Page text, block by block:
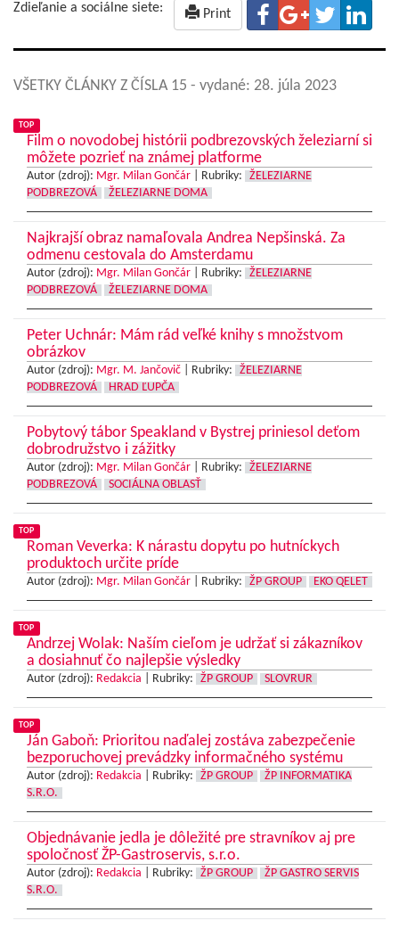
Zdieľanie a sociálne siete: Print
VŠETKY ČLÁNKY Z ČÍSLA 15 - vydané: 28. júla 2023
TOP
Film o novodobej histórii podbrezovských železiarní si
môžete pozrieť na známej platforme
Autor (zdroj): Mgr. Milan Gončár Rubriky:
ŽELEZIARNE
PODBREZOVÁ
ŽELEZIARNE DOMA
Najkrajší obraz namaľovala Andrea Nepšinská. Za
odmenu cestovala do Amsterdamu
Autor (zdroj): Mgr. Milan Gončár Rubriky:
ŽELEZIARNE
PODBREZOVÁ
ŽELEZIARNE DOMA
Peter Uchnár: Mám rád veľké knihy s množstvom
obrázkov
Autor (zdroj): Mgr. M. Jančovič Rubriky:
ŽELEZIARNE
PODBREZOVÁ
HRAD ĽUPČA
Pobytový tábor Speakland v Bystrej priniesol deťom
dobrodružstvo i zážitky
Autor (zdroj): Mgr. Milan Gončár Rubriky:
ŽELEZIARNE
PODBREZOVÁ
SOCIÁLNA OBLASŤ
TOP
Roman Veverka: K nárastu dopytu po hutníckych
produktoch určite príde
Autor (zdroj): Mgr. Milan Gončár Rubriky: ŽP GROUP EKO QELET
TOP
Andrzej Wolak: Naším cieľom je udržať si zákazníkov
a dosiahnuť čo najlepšie výsledky
Autor (zdroj): Redakcia Rubriky: ŽP GROUP SLOVRUR
TOP
Ján Gaboň: Prioritou naďalej zostáva zabezpečenie
bezporuchovej prevádzky informačného systému
Autor (zdroj): Redakcia Rubriky: ŽP GROUP
ŽP INFORMATIKA
S.R.O.
Objednávanie jedla je dôležité pre stravníkov aj pre
spoločnosť ŽP-Gastroservis, s.r.o.
Autor (zdroj): Redakcia Rubriky: ŽP GROUP
ŽP GASTRO SERVIS
S.R.O.